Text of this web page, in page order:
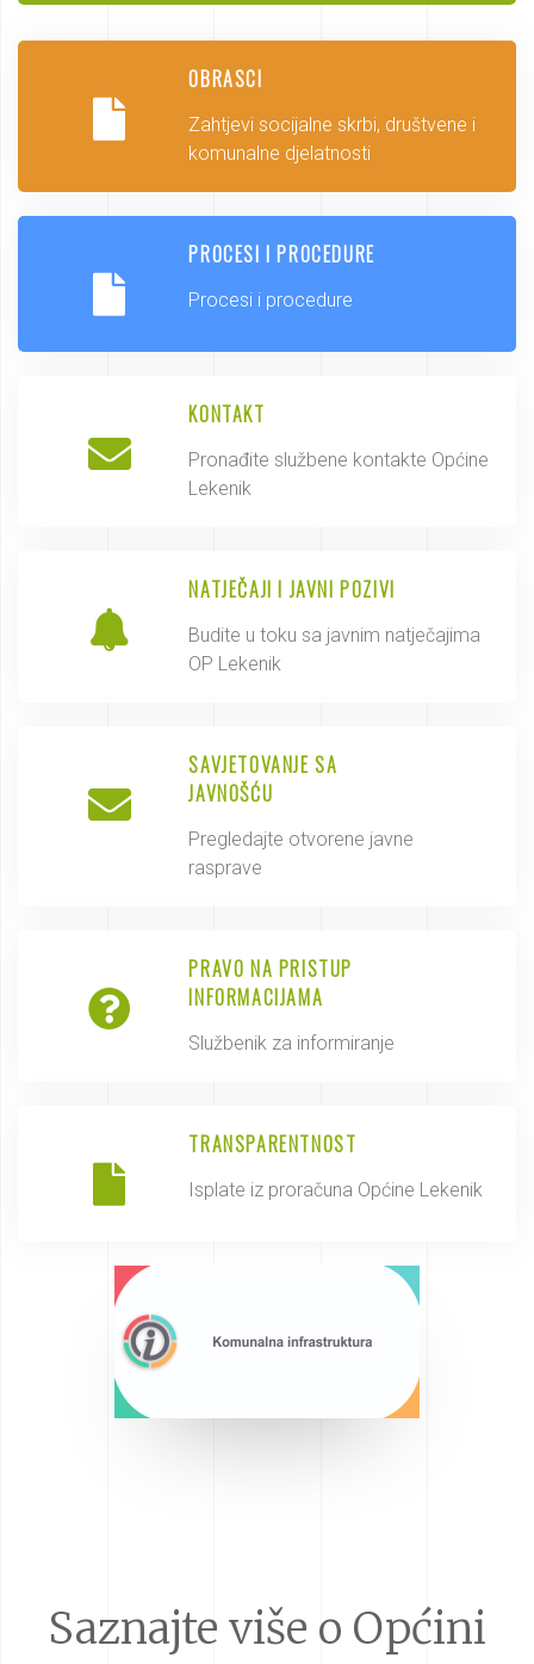
OBRASCI
Zahtjevi socijalne skrbi, društvene i
komunalne djelatnosti
PROCESI I PROCEDURE
Procesi i procedure
KONTAKT
Pronađite službene kontakte Općine
Lekenik
NATJEČAJI I JAVNI POZIVI
Budite u toku sa javnim natječajima
OP Lekenik
SAVJETOVANJE SA
JAVNOŠĆU
Pregledajte otvorene javne
rasprave
PRAVO NA PRISTUP
INFORMACIJAMA
Službenik za informiranje
TRANSPARENTNOST
Isplate iz proračuna Općine Lekenik
Saznajte više o Općini